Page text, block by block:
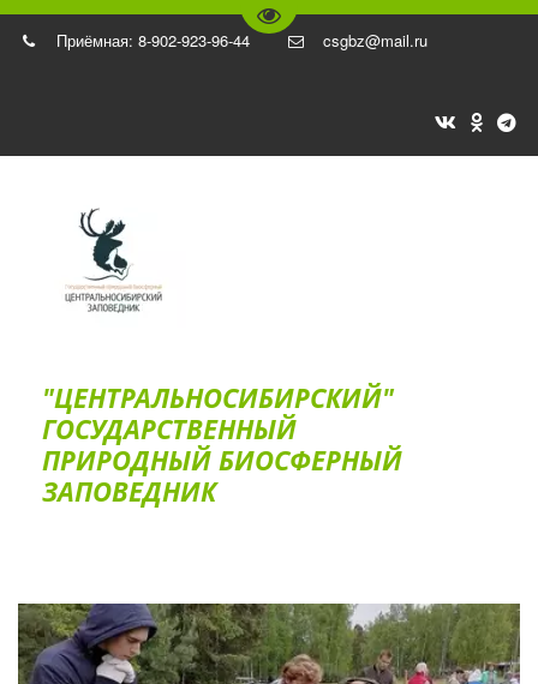
Перейти на версию для
Приёмная: 8-902-923-96-44 csgbz@mail.ru
"ЦЕНТРАЛЬНОСИБИРСКИЙ"
ГОС­УДАРСТВЕННЫЙ
ПРИРОДНЫЙ БИОСФЕРНЫЙ
ЗАПОВЕДНИК